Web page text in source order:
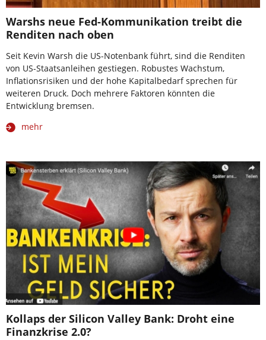
Warshs neue Fed-Kommunikation treibt die
Renditen nach oben
Seit Kevin Warsh die US-Notenbank führt, sind die Renditen
von US-Staatsanleihen gestiegen. Robustes Wachstum,
Inflationsrisiken und der hohe Kapitalbedarf sprechen für
weiteren Druck. Doch mehrere Faktoren könnten die
Entwicklung bremsen.
mehr
Kollaps der Silicon Valley Bank: Droht eine
Finanzkrise 2.0?